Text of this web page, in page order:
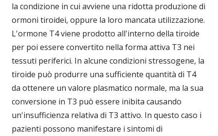
la condizione in cui avviene una ridotta produzione di
ormoni tiroidei, oppure la loro mancata utilizzazione.
L'ormone T4 viene prodotto all'interno della tiroide
per poi essere convertito nella forma attiva T3 nei
tessuti periferici. In alcune condizioni stressogene, la
tiroide può produrre una sufficiente quantità di T4
da ottenere un valore plasmatico normale, ma la sua
conversione in T3 può essere inibita causando
un'insufficienza relativa di T3 attivo. In questo caso i
pazienti possono manifestare i sintomi di